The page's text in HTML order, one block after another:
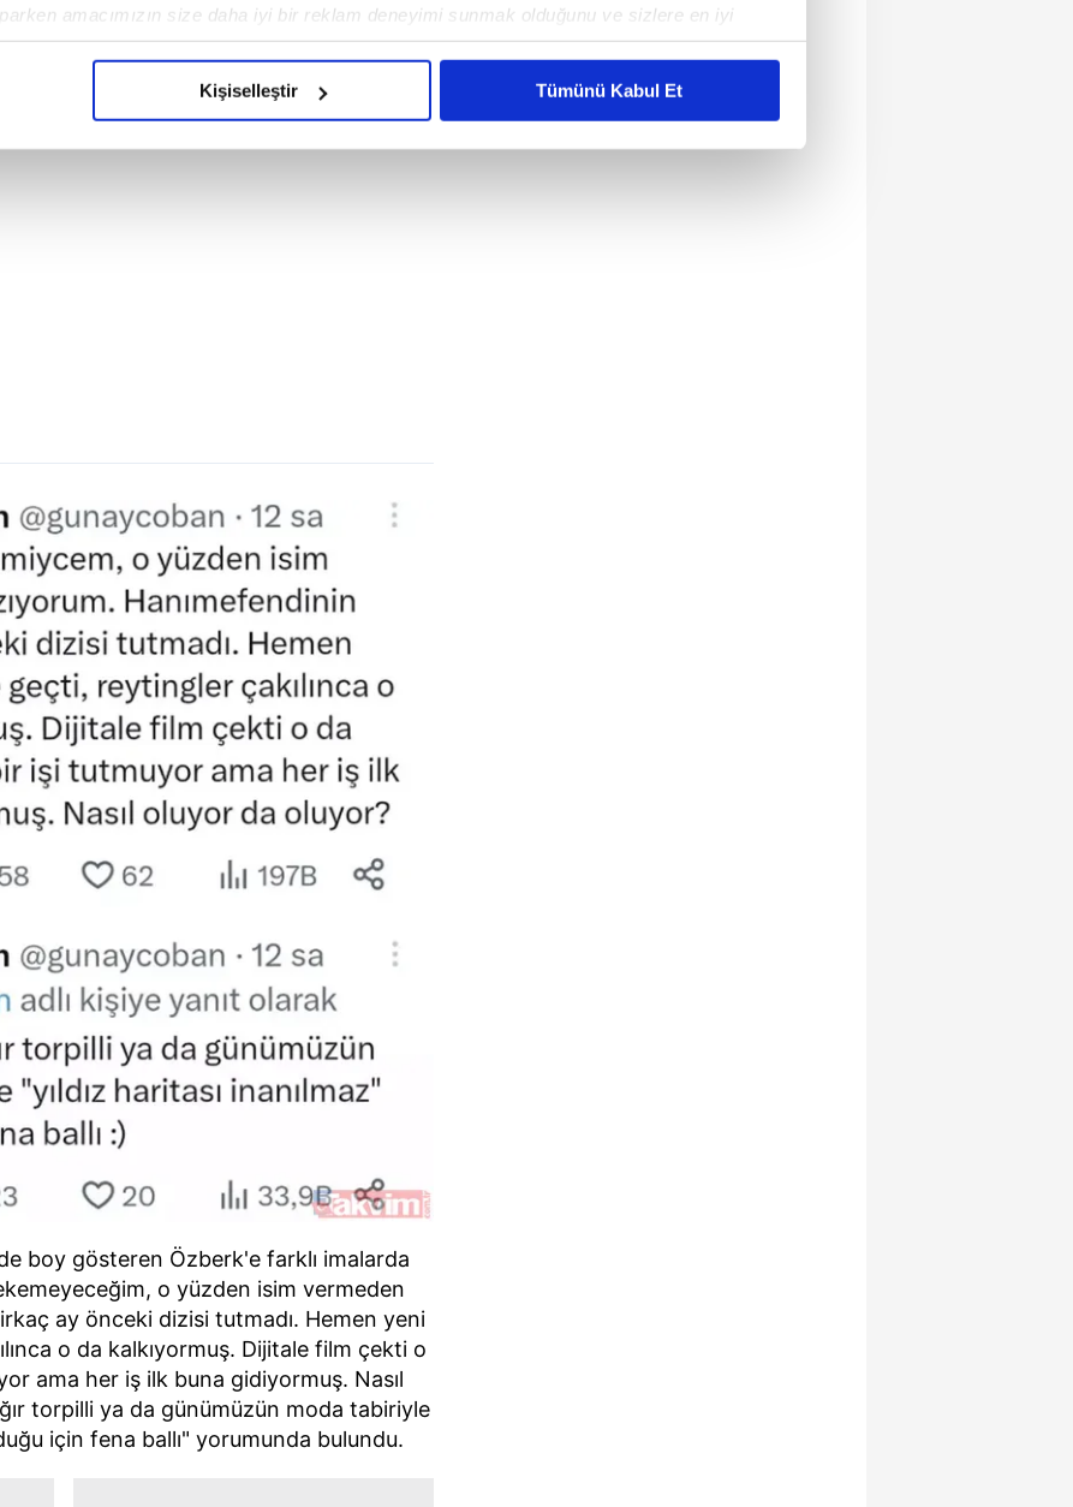
amacımızın size daha iyi bir reklam deneyimi sunmak olduğunu ve sizlere en iyi
gelen çabayı gösterdiğimizi ve bu noktada, reklamların maliyetlerimizi karşılamak
Kişiselleştir Tümünü Kabul Et
boy gösteren Özberk'e farklı imalarda
o yüzden isim vermeden
ay önceki dizisi tutmadı. Hemen yeni
o da kalkıyormuş. Dijitale film çekti o
ama her iş ilk buna gidiyormuş. Nasıl
torpilli ya da günümüzün moda tabiriyle
için fena ballı" yorumunda bulundu.